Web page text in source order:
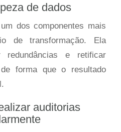
de dados
dos componentes mais
de transformação. Ela
redundâncias e retificar
forma que o resultado
auditorias